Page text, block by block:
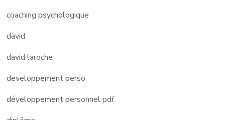
coaching psychologique
david
david laroche
developpement perso
développement personnel pdf